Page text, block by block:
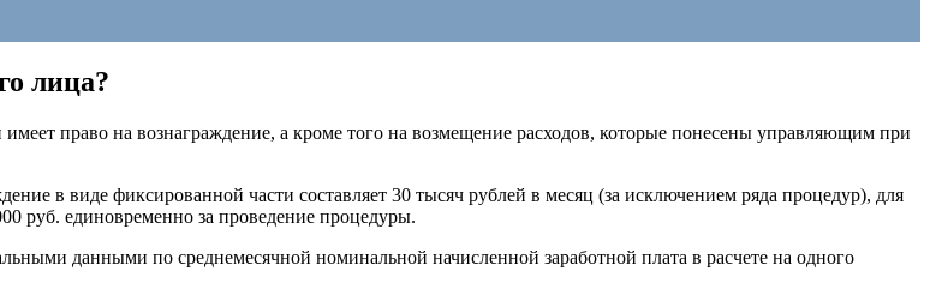
лица?
право на вознаграждение, а кроме того на возмещение расходов, которые понесены управляющим при
в виде фиксированной части составляет 30 тысяч рублей в месяц (за исключением ряда процедур), для
руб. единовременно за проведение процедуры.
данными по среднемесячной номинальной начисленной заработной плата в расчете на одного